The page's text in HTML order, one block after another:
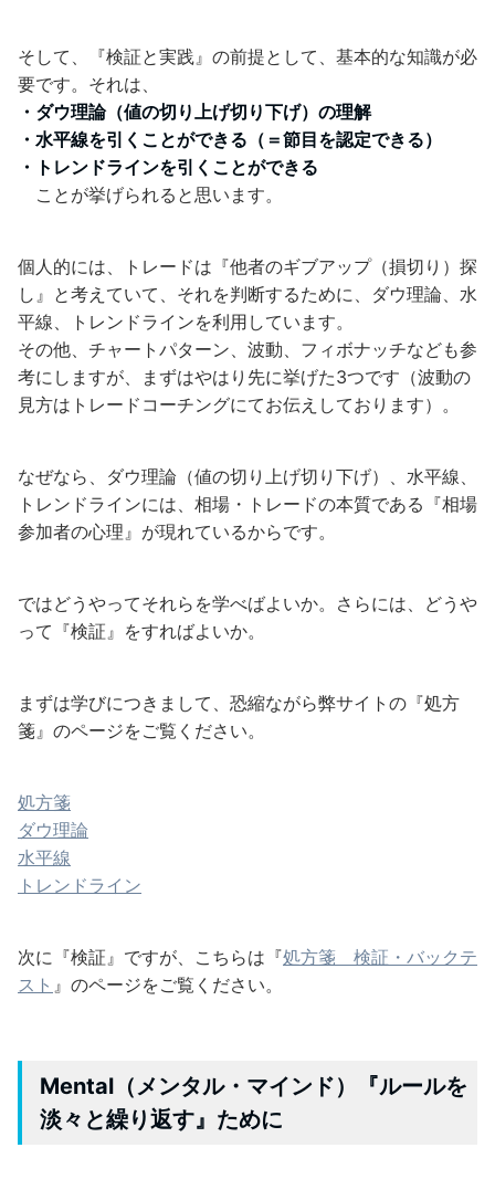
そして、『検証と実践』の前提として、基本的な知識が必
要です。それは、
・ダウ理論（値の切り上げ切り下げ）の理解
・水平線を引くことができる（＝節目を認定できる）
・トレンドラインを引くことができる
ことが挙げられると思います。
個人的には、トレードは『他者のギブアップ（損切り）探
し』と考えていて、それを判断するために、ダウ理論、水
平線、トレンドラインを利用しています。
その他、チャートパターン、波動、フィボナッチなども参
考にしますが、まずはやはり先に挙げた3つです（波動の
見方はトレードコーチングにてお伝えしております）。
なぜなら、ダウ理論（値の切り上げ切り下げ）、水平線、
トレンドラインには、相場・トレードの本質である『相場
参加者の心理』が現れているからです。
ではどうやってそれらを学べばよいか。さらには、どうや
って『検証』をすればよいか。
まずは学びにつきまして、恐縮ながら弊サイトの『処方
箋』のページをご覧ください。
処方箋
ダウ理論
水平線
トレンドライン
次に『検証』ですが、こちらは『処方箋 検証・バックテ
スト 』のページをご覧ください。
Mental（メンタル・マインド）『ルールを
淡々と繰り返す』ために